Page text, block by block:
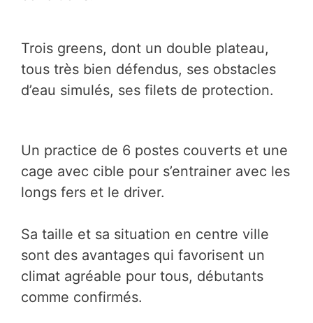
Trois greens, dont un double plateau,
tous très bien défendus, ses obstacles
d’eau simulés, ses filets de protection.
Un practice de 6 postes couverts et une
cage avec cible pour s’entrainer avec les
longs fers et le driver.
Sa taille et sa situation en centre ville
sont des avantages qui favorisent un
climat agréable pour tous, débutants
comme confirmés.